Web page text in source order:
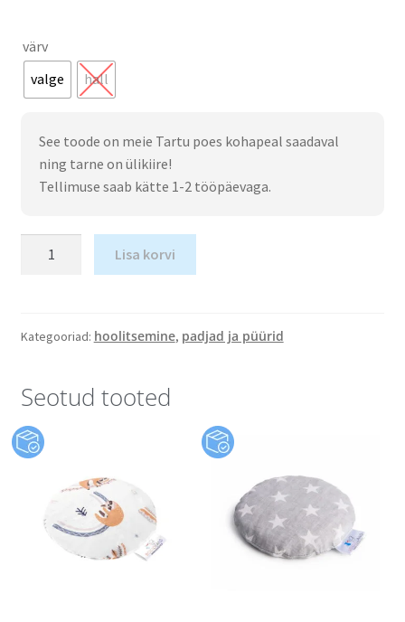
värv
valge
hall
See toode on meie Tartu poes kohapeal saadaval
ning tarne on ülikiire!
Tellimuse saab kätte 1-2 tööpäevaga.
Lisa korvi
Kategooriad: hoolitsemine, padjad ja püürid
Seotud tooted